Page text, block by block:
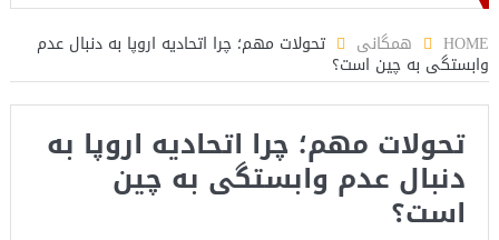
HOME همگانی تحولات مهم؛ چرا اتحادیه اروپا به دنبال عدم
وابستگی به چین است؟
تحولات مهم؛ چرا اتحادیه اروپا به
دنبال عدم وابستگی به چین
است؟